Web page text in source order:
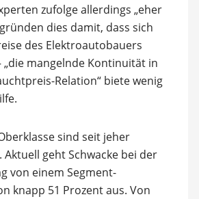
zufolge allerdings „eher
dies damit, dass sich
des Elektroautobauers
„die mangelnde Kontinuität in
Relation“ biete wenig
sind seit jeher
geht Schwacke bei der
von einem Segment-
knapp 51 Prozent aus. Von